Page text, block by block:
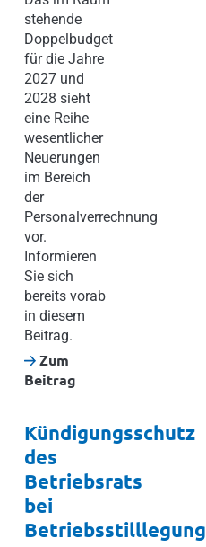
stehende
Doppelbudget
für die Jahre
2027 und
2028 sieht
eine Reihe
wesentlicher
Neuerungen
im Bereich
der
Personalverrechnung
vor.
Informieren
Sie sich
bereits vorab
in diesem
Beitrag.
Zum
Beitrag
Kündigungsschutz
des
Betriebsrats
bei
Betriebsstilllegung